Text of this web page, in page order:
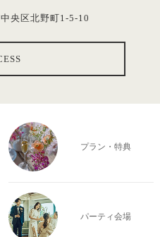
央区北野町1-5-10
プラン・特典
パーティ会場